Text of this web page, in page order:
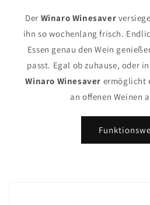
Der Winaro Winesaver
ihn so wochenlang frisch.
Essen genau den Wein
passt. Egal ob zuhause, oder
Winaro Winesaver ermöglicht
an offenen Weinen